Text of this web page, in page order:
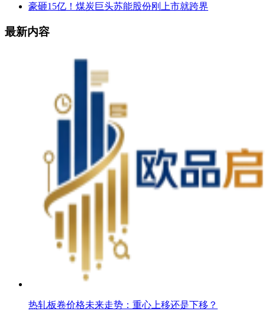
豪砸15亿！煤炭巨头苏能股份刚上市就跨界
最新内容
热轧板卷价格未来走势：重心上移还是下移？